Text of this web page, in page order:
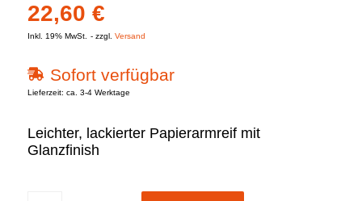
22,60 €
Inkl. 19% MwSt. zzgl. Versand
Sofort verfügbar
Lieferzeit: ca. 3-4 Werktage
Leichter, lackierter Papierarmreif mit
Glanzfinish